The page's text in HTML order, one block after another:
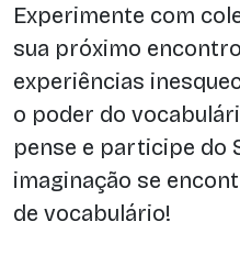
Experimente com
sua próximo
experiências
o poder do
pense e participe do
imaginação se
de vocabulário!